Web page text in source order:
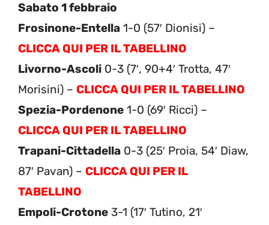
Sabato 1 febbraio
Frosinone-Entella 1-0 (57′ Dionisi) –
CLICCA QUI PER IL TABELLINO
Livorno-Ascoli 0-3 (7′, 90+4′ Trotta, 47′
Morisini) – CLICCA QUI PER IL TABELLINO
Spezia-Pordenone 1-0 (69′ Ricci) –
CLICCA QUI PER IL TABELLINO
Trapani-Cittadella 0-3 (25′ Proia, 54′ Diaw,
87′ Pavan) – CLICCA QUI PER IL
TABELLINO
Empoli-Crotone 3-1 (17′ Tutino, 21′